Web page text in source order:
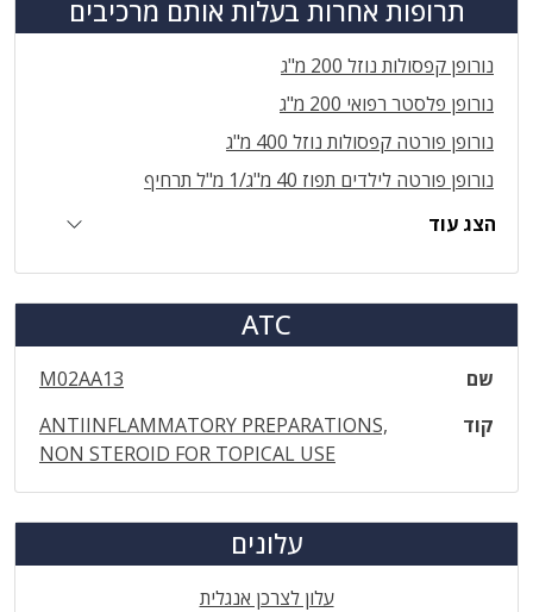
תרופות אחרות בעלות אותם מרכיבים
נורופן קפסולות נוזל 200 מ"ג
נורופן פלסטר רפואי 200 מ"ג
נורופן פורטה קפסולות נוזל 400 מ"ג
נורופן פורטה לילדים תפוז 40 מ"ג/1 מ"ל תרחיף
הצג עוד
ATC
שם
M02AA13
קוד
ANTIINFLAMMATORY PREPARATIONS,
NON STEROID FOR TOPICAL USE
עלונים
עלון לצרכן אנגלית